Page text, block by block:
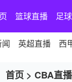
篮球直播 足
英超直播 西
首页 > CBA直播